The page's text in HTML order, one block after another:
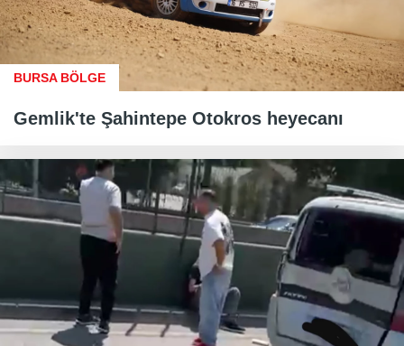
BURSA BÖLGE
Gemlik'te Şahintepe Otokros heyecanı